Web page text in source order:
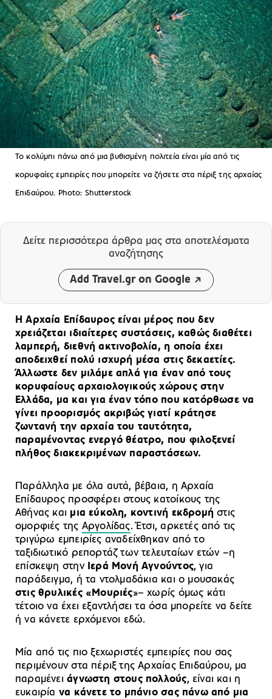
Το κολύμπι πάνω από μια βυθισμένη πολιτεία είναι μία από τις
κορυφαίες εμπειρίες που μπορείτε να ζήσετε στα πέριξ της αρχαίας
Επιδαύρου. Photo: Shutterstock
Δείτε περισσότερα άρθρα μας στα αποτελέσματα
αναζήτησης
Add Travel.gr on Google
Η Αρχαία Επίδαυρος είναι μέρος που δεν
χρειάζεται ιδιαίτερες συστάσεις, καθώς διαθέτει
λαμπερή, διεθνή ακτινοβολία, η οποία έχει
αποδειχθεί πολύ ισχυρή μέσα στις δεκαετίες.
Άλλωστε δεν μιλάμε απλά για έναν από τους
κορυφαίους αρχαιολογικούς χώρους στην
Ελλάδα, μα και για έναν τόπο που κατόρθωσε να
γίνει προορισμός ακριβώς γιατί κράτησε
ζωντανή την αρχαία του ταυτότητα,
παραμένοντας ενεργό θέατρο, που φιλοξενεί
πλήθος διακεκριμένων παραστάσεων.
Παράλληλα με όλα αυτά, βέβαια, η Αρχαία
Επίδαυρος προσφέρει στους κατοίκους της
Αθήνας και μια εύκολη, κοντινή εκδρομήστις
ομορφιές της Αργολίδας. Έτσι, αρκετές από τις
τριγύρω εμπειρίες αναδείχθηκαν από το
ταξιδιωτικό ρεπορτάζ των τελευταίων ετών –η
επίσκεψη στην Ιερά Μονή Αγνούντος, για
παράδειγμα, ή τα ντολμαδάκια και ο μουσακάς
στις θρυλικές «Μουριές»– χωρίς όμως κάτι
τέτοιο να έχει εξαντλήσει τα όσα μπορείτε να δείτε
ή να κάνετε ερχόμενοι εδώ.
Μία από τις πιο ξεχωριστές εμπειρίες που σας
περιμένουν στα πέριξ της Αρχαίας Επιδαύρου, μα
παραμένειάγνωστη στους πολλούς, είναι και η
ευκαιρία να κάνετε το μπάνιο σας πάνω από μια